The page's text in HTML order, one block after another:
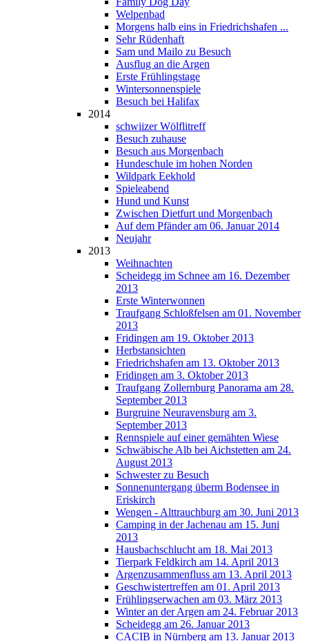
Welpenbad
Morgens halb eins in Friedrichshafen ...
Sehr Rüdenhaft
Sam und Mailo zu Besuch
Ausflug an die Argen
Erste Frühlingstage
Wintersonnenspiele
Besuch bei Halifax
2014
schwiizer Wölflitreff
Besuch zuhause
Besuch aus Morgenbach
Hundeschule im hohen Norden
Wildpark Eekhold
Spieleabend
Hund und Kunst
Zwischen Dietfurt und Morgenbach
Auf dem Pfänder am 06. Januar 2014
Neujahr
2013
Weihnachten
Scheidegg im Schnee am 16. Dezember
2013
Erste Winterwonnen
Traufgang Schloßfelsen am 01. November
2013
Fridingen am 19. Oktober 2013
Herbstansichten
Friedrichshafen am 13. Oktober 2013
Fridingen am 3. Oktober 2013
Traufgang Zollernburg Panorama am 28.
September 2013
Burgruine Neuravensburg am 3.
September 2013
Rennspiele auf einer gemähten Wiese
Schwäbische Alb bei Aichstetten am 24.
August 2013
Schwester zu Besuch
Sonnenuntergang überm Bodensee in
Eriskirch
Wengen - Alttrauchburg am 30. Juni 2013
Camping in der Jachenau am 15. Juni
2013
Hausbachschlucht am 18. Mai 2013
Tierpark Feldkirch am 14. April 2013
Argenzusammenfluss am 13. April 2013
Geschwistertreffen am 01. April 2013
Frühlingserwachen am 03. März 2013
Winter an der Argen am 24. Februar 2013
Scheidegg am 26. Januar 2013
CACIB in Nürnberg am 13. Januar 2013